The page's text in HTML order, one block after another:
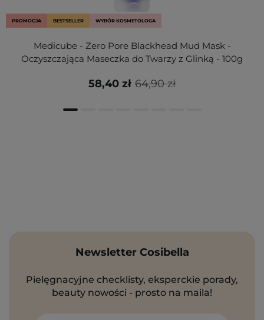
PROMOCJA BESTSELLER WYBÓR KOSMETOLOGA
Medicube - Zero Pore Blackhead Mud Mask -
Oczyszczająca Maseczka do Twarzy z Glinką - 100g
64,90 zł
58,40 zł
Newsletter Cosibella
Pielęgnacyjne checklisty, eksperckie porady,
beauty nowości - prosto na maila!